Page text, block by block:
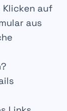
Klicken auf
aus